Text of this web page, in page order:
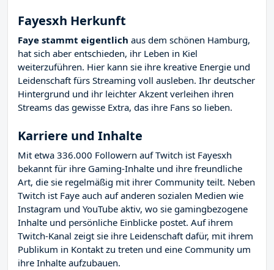
Fayesxh Herkunft
Faye stammt eigentlich aus dem schönen Hamburg,
hat sich aber entschieden, ihr Leben in Kiel
weiterzuführen. Hier kann sie ihre kreative Energie und
Leidenschaft fürs Streaming voll ausleben. Ihr deutscher
Hintergrund und ihr leichter Akzent verleihen ihren
Streams das gewisse Extra, das ihre Fans so lieben.
Karriere und Inhalte
Mit etwa 336.000 Followern auf Twitch ist Fayesxh
bekannt für ihre Gaming-Inhalte und ihre freundliche
Art, die sie regelmäßig mit ihrer Community teilt. Neben
Twitch ist Faye auch auf anderen sozialen Medien wie
Instagram und YouTube aktiv, wo sie gamingbezogene
Inhalte und persönliche Einblicke postet. Auf ihrem
Twitch-Kanal zeigt sie ihre Leidenschaft dafür, mit ihrem
Publikum in Kontakt zu treten und eine Community um
ihre Inhalte aufzubauen.